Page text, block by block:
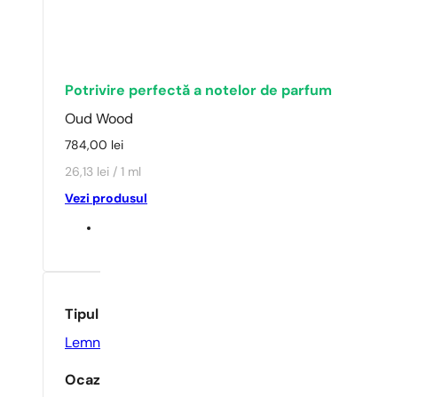
Potrivire perfectă a notelor de parfum
Oud Wood
784,00 lei
26,13 lei / 1 ml
Vezi produsul
Tipul parfumului
Lemnos
Ocazie